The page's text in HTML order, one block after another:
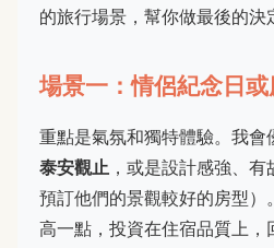
的旅行場景，幫你做最後的決
場景一：情侶紀念日
重點是氣氛和獨特體驗。我會
泰安觀止 ，或是設計感強、有
預訂他們的景觀較好的房型）
高一點，投資在住宿品質上，